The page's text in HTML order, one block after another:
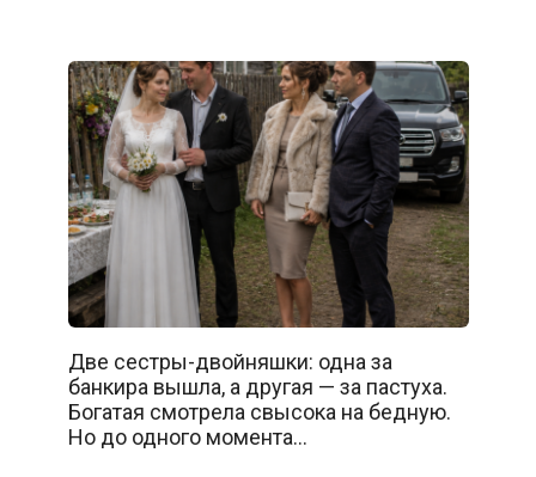
Две сестры-двойняшки: одна за
банкира вышла, а другая — за пастуха.
Богатая смотрела свысока на бедную.
Но до одного момента…